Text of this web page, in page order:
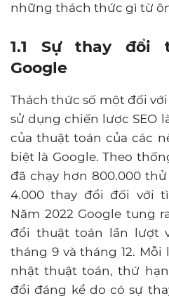
những thách thức gì từ
1.1 Sự thay đổi
Google
Thách thức số một đối
sử dụng chiến lược SEO
của thuật toán của các
biệt là Google. Theo
đã chạy hơn 800.000
4.000 thay đổi đối với
Năm 2022 Google tung
đổi thuật toán lần lượt
tháng 9 và tháng 12.
nhật thuật toán, thứ
đổi đáng kể do có sự